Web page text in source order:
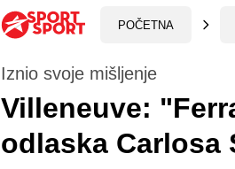
POČETNA
Iznio svoje mišljenje
Villeneuve:
odlaska Carlosa